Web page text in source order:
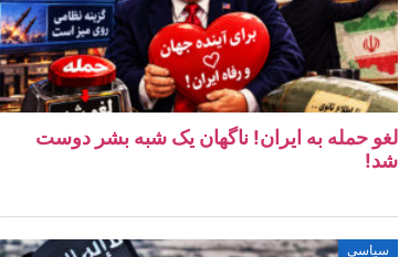
لغو حمله به ایران! ناگهان یک شبه بشر دوست
شد!
سیاسی